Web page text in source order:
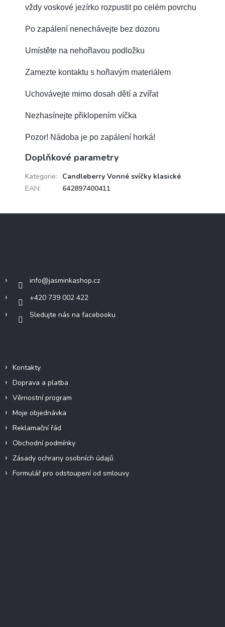
vždy voskové jezírko rozpustit po celém povrchu
Po zapálení nenechávejte bez dozoru
Umístěte na nehořlavou podložku
Zamezte kontaktu s hořlavým materiálem
Uchovávejte mimo dosah dětí a zvířat
Nezhasínejte přiklopením víčka
Pozor! Nádoba je po zapálení horká!
Doplňkové parametry
Kategorie:
Candleberry Vonné svíčky klasické
EAN: 642897400411
info@jasminkashop.cz
+420 739 002 422
Sledujte nás na facebooku
Kontakty
Doprava a platba
Věrnostní program
Moje objednávka
Reklamační řád
Obchodní podmínky
Zásady ochrany osobních údajů
Formulář pro odstoupení od smlouvy